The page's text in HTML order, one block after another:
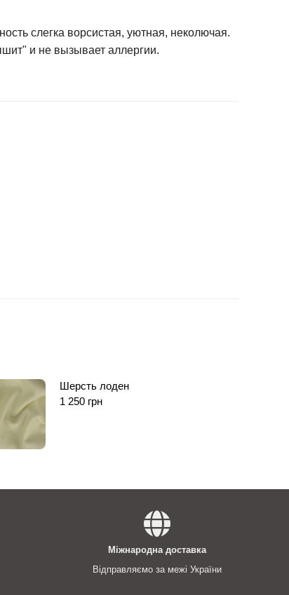
слегка ворсистая, уютная, неколючая.
и не вызывает аллергии.
Шерсть лоден
1 250 грн
Міжнародна доставка
Відправляємо за межі України